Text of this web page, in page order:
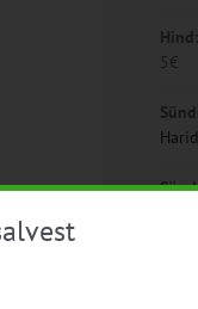
Hind:
5€